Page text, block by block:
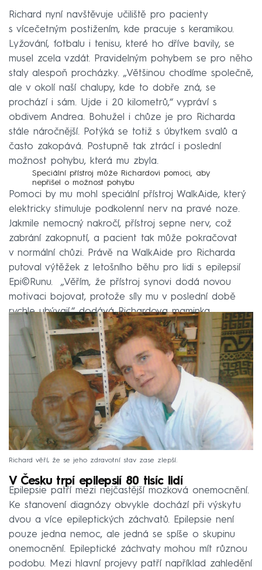
Richard nyní navštěvuje učiliště pro pacienty
s vícečetným postižením, kde pracuje s keramikou.
Lyžování, fotbalu i tenisu, které ho dříve bavily, se
musel zcela vzdát. Pravidelným pohybem se pro něho
staly alespoň procházky. „Většinou chodíme společně,
ale v okolí naší chalupy, kde to dobře zná, se
prochází i sám. Ujde i 20 kilometrů,“ vypráví s
obdivem Andrea. Bohužel i chůze je pro Richarda
stále náročnější. Potýká se totiž s úbytkem svalů a
často zakopává. Postupně tak ztrácí i poslední
možnost pohybu, která mu zbyla.
Speciální přístroj může Richardovi pomoci, aby
nepřišel o možnost pohybu
Pomoci by mu mohl speciální přístroj WalkAide, který
elektricky stimuluje podkolenní nerv na pravé noze.
Jakmile nemocný nakročí, přístroj sepne nerv, což
zabrání zakopnutí, a pacient tak může pokračovat
v normální chůzi. Právě na WalkAide pro Richarda
putoval výtěžek z letošního běhu pro lidi s epilepsií
Epi©Runu. „Věřím, že přístroj synovi dodá novou
motivaci bojovat, protože síly mu v poslední době
rychle ubývají,“ dodává Richardova maminka.
Richard věří, že se jeho zdravotní stav zase zlepší.
V Česku trpí epilepsií 80 tisíc lidí
Epilepsie patří mezi nejčastější mozková onemocnění.
Ke stanovení diagnózy obvykle dochází při výskytu
dvou a více epileptických záchvatů. Epilepsie není
pouze jedna nemoc, ale jedná se spíše o skupinu
onemocnění. Epileptické záchvaty mohou mít různou
podobu. Mezi hlavní projevy patří například zahledění